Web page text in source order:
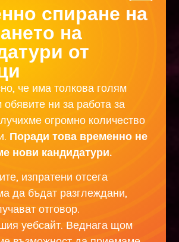
спиране на
на
от
че има толкова голям
обявите ни за работа за
огромно количество
Поради това временно не
нови кандидатури.
изпратени отсега
да бъдат разглеждани,
отговор.
уебсайт. Веднага щом